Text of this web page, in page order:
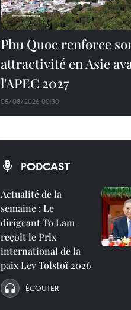
Phu Quoc renforce
attractivité en Asie
l'APEC 2027
05/08/2026 00:30
PODCAST
Actualité de la
semaine : Le
dirigeant To Lam
reçoit le Prix
international de la
paix Lev Tolstoï 2026
ÉCOUTER